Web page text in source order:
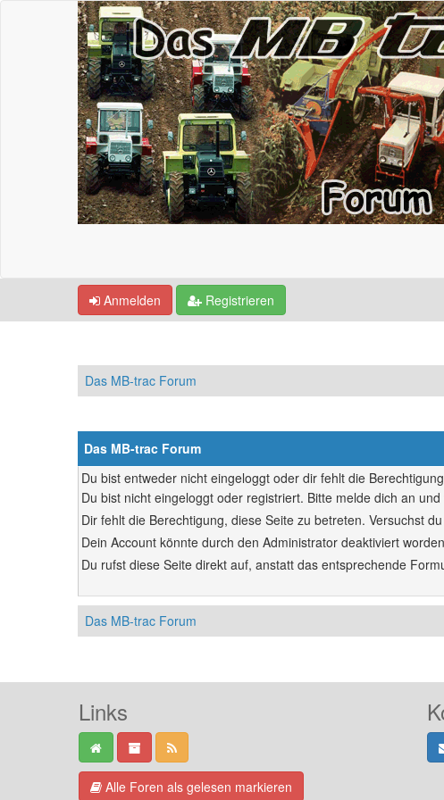
Anmelden Registrieren
Das MB-trac Forum
Das MB-trac Forum
Du bist entweder nicht eingeloggt oder dir fehlt die
Du bist nicht eingeloggt oder registriert. Bitte melde dich an
Dir fehlt die Berechtigung, diese Seite zu betreten. Versuchst
Dein Account könnte durch den Administrator deaktiviert
Du rufst diese Seite direkt auf, anstatt das entsprechende
Das MB-trac Forum
Links
Alle Foren als gelesen markieren